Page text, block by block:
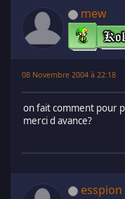
mew
08 Novembre 2004 à 22:18
on fait comment pour
merci d avance?
esspion